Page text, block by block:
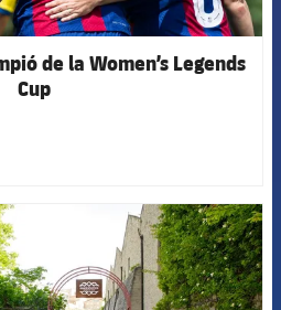
de la Women’s Legends
Cup
FCB Barcelona badge